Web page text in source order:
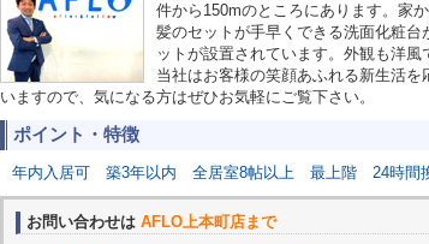
件から150mのところにあります。家
髪のセットが手早くできる洗面化粧
ットが設置されています。外観も洋風
当社はお客様の笑顔あふれる新生活
いますので、気になる方はぜひお気軽にご覧下さい。
ポイント・特徴
年内入居可 築3年以内 全居室8帖以上 最上階 24時間
お問い合わせは AFLO上本町店まで